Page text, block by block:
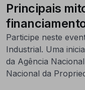
Principais
Participe neste
Industrial. Uma
da Agência
Nacional da